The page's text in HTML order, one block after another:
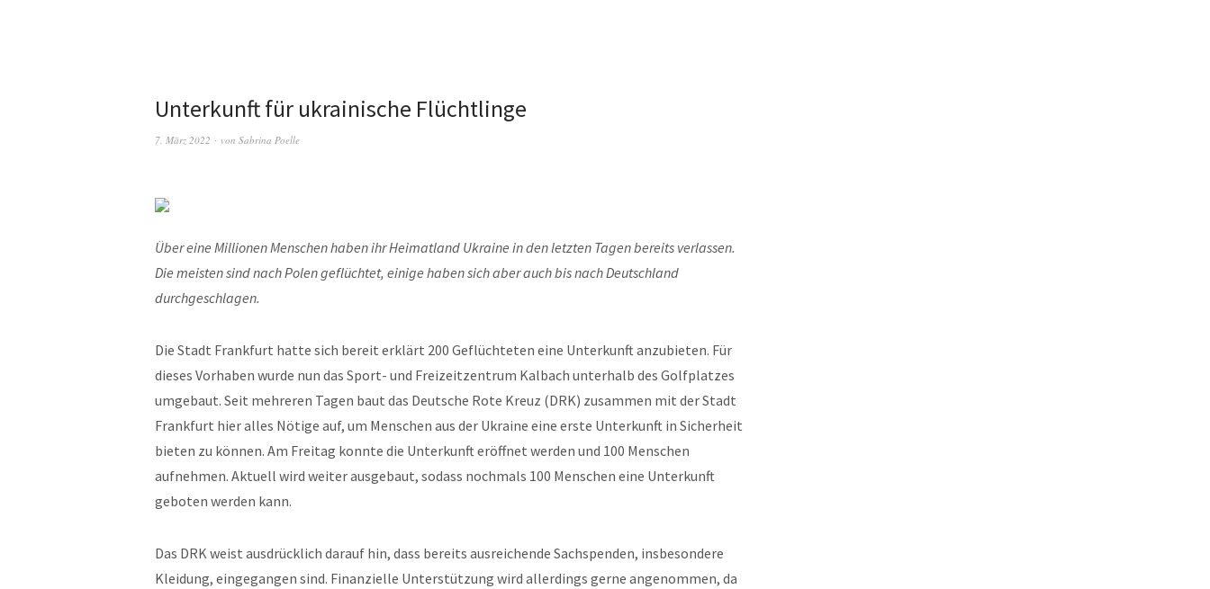
Unterkunft für ukrainische Flüchtlinge
7. März 2022 von Sabrina Poelle
Über eine Millionen Menschen haben ihr Heimatland Ukraine in den letzten Tagen bereits verlassen.
Die meisten sind nach Polen geflüchtet, einige haben sich aber auch bis nach Deutschland
durchgeschlagen.
Die Stadt Frankfurt hatte sich bereit erklärt 200 Geflüchteten eine Unterkunft anzubieten. Für
dieses Vorhaben wurde nun das Sport- und Freizeitzentrum Kalbach unterhalb des Golfplatzes
umgebaut. Seit mehreren Tagen baut das Deutsche Rote Kreuz (DRK) zusammen mit der Stadt
Frankfurt hier alles Nötige auf, um Menschen aus der Ukraine eine erste Unterkunft in Sicherheit
bieten zu können. Am Freitag konnte die Unterkunft eröffnet werden und 100 Menschen
aufnehmen. Aktuell wird weiter ausgebaut, sodass nochmals 100 Menschen eine Unterkunft
geboten werden kann.
Das DRK weist ausdrücklich darauf hin, dass bereits ausreichende Sachspenden, insbesondere
Kleidung, eingegangen sind. Finanzielle Unterstützung wird allerdings gerne angenommen, da